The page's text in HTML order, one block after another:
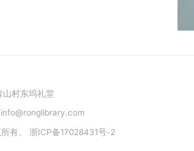
山村东坞礼堂
所有。浙ICP备17028431号-2